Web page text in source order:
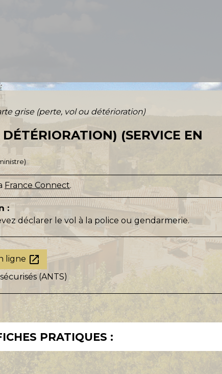
grise (perte, vol ou détérioration)
(SERVICE EN
France Connect.
:
déclarer le vol à la police ou gendarmerie.
ligne open_in_new
(ANTS)
PRATIQUES :